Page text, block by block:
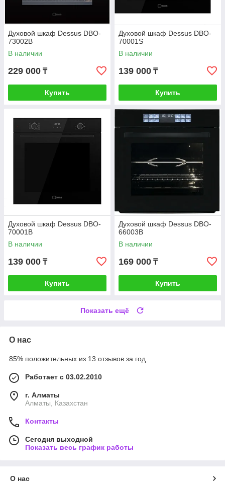
Духовой шкаф Dessus DBO-
73002B
В наличии
229 000 ₸
Купить
Духовой шкаф Dessus DBO-
70001S
В наличии
139 000 ₸
Купить
Духовой шкаф Dessus DBO-
70001B
В наличии
139 000 ₸
Купить
Духовой шкаф Dessus DBO-
66003B
В наличии
169 000 ₸
Купить
Показать ещё
О нас
85% положительных из 13 отзывов за год
Работает с 03.02.2010
г. Алматы
Алматы, Казахстан
Контакты
Сегодня выходной
Показать весь график работы
О нас